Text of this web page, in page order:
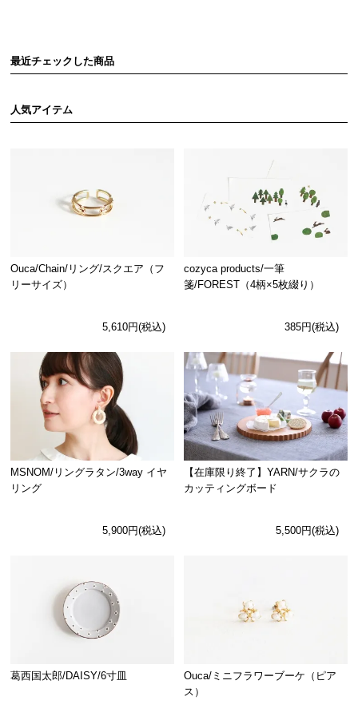
最近チェックした商品
人気アイテム
Ouca/Chain/リング/スクエア（フ
リーサイズ）
5,610円(税込)
cozyca products/一筆
箋/FOREST（4柄×5枚綴り）
385円(税込)
MSNOM/リングラタン/3way イヤ
リング
5,900円(税込)
【在庫限り終了】YARN/サクラの
カッティングボード
5,500円(税込)
葛西国太郎/DAISY/6寸皿
Ouca/ミニフラワーブーケ（ピア
ス）